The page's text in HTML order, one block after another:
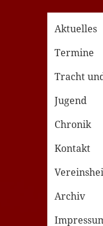
Aktuelles
Termine
Tracht
Jugend
Chronik
Kontakt
Archiv